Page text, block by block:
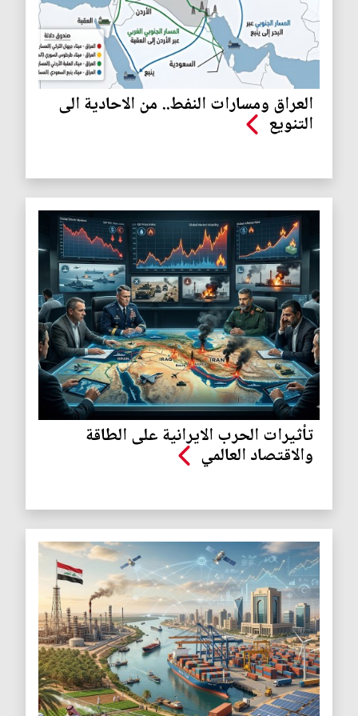
العراق ومسارات النفط.. من الاحادية الى
التنويع
تأثيرات الحرب الايرانية على الطاقة
والاقتصاد العالمي